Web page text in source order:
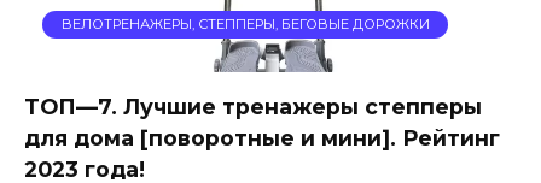
ВЕЛОТРЕНАЖЕРЫ, СТЕППЕРЫ, БЕГОВЫЕ ДОРОЖКИ
ТОП—7. Лучшие тренажеры степперы
для дома [поворотные и мини]. Рейтинг
2023 года!